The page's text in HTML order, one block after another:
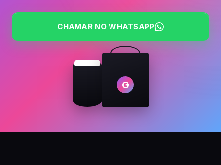
CHAMAR NO WHATSAPP
G